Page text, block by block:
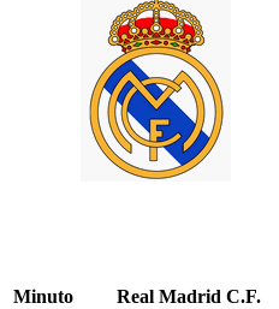
Minuto Real Madrid C.F.